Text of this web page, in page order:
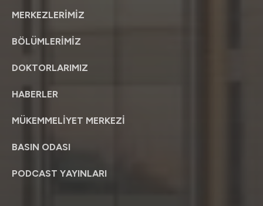
MERKEZLERİMİZ
BÖLÜMLERİMİZ
DOKTORLARIMIZ
HABERLER
MÜKEMMELİYET MERKEZİ
BASIN ODASI
PODCAST YAYINLARI